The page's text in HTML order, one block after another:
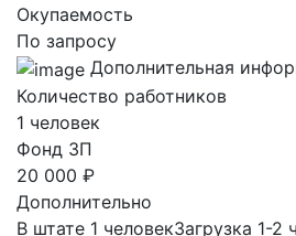
Окупаемость
По запросу
Дополнительная
Количество работников
1 человек
Фонд ЗП
20 000 ₽
Дополнительно
В штате 1 человекЗагрузка 1-2